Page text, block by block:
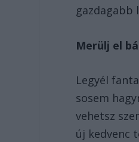
gazdagabb
Merülj el
Legyél
sosem
vehetsz
új kedvenc